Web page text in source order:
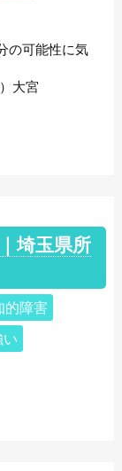
の可能性に気
大宮
埼玉県所
的障害